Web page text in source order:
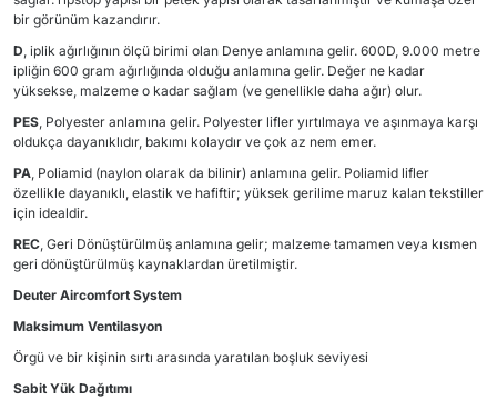
bir görünüm kazandırır.
D, iplik ağırlığının ölçü birimi olan Denye anlamına gelir. 600D, 9.000 metre
ipliğin 600 gram ağırlığında olduğu anlamına gelir. Değer ne kadar
yüksekse, malzeme o kadar sağlam (ve genellikle daha ağır) olur.
PES, Polyester anlamına gelir. Polyester lifler yırtılmaya ve aşınmaya karşı
oldukça dayanıklıdır, bakımı kolaydır ve çok az nem emer.
PA, Poliamid (naylon olarak da bilinir) anlamına gelir. Poliamid lifler
özellikle dayanıklı, elastik ve hafiftir; yüksek gerilime maruz kalan tekstiller
için idealdir.
REC, Geri Dönüştürülmüş anlamına gelir; malzeme tamamen veya kısmen
geri dönüştürülmüş kaynaklardan üretilmiştir.
Deuter Aircomfort System
Maksimum Ventilasyon
Örgü ve bir kişinin sırtı arasında yaratılan boşluk seviyesi
Sabit Yük Dağıtımı